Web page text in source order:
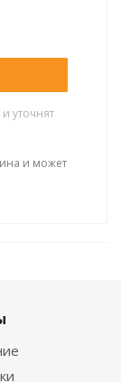
уточнят
и может